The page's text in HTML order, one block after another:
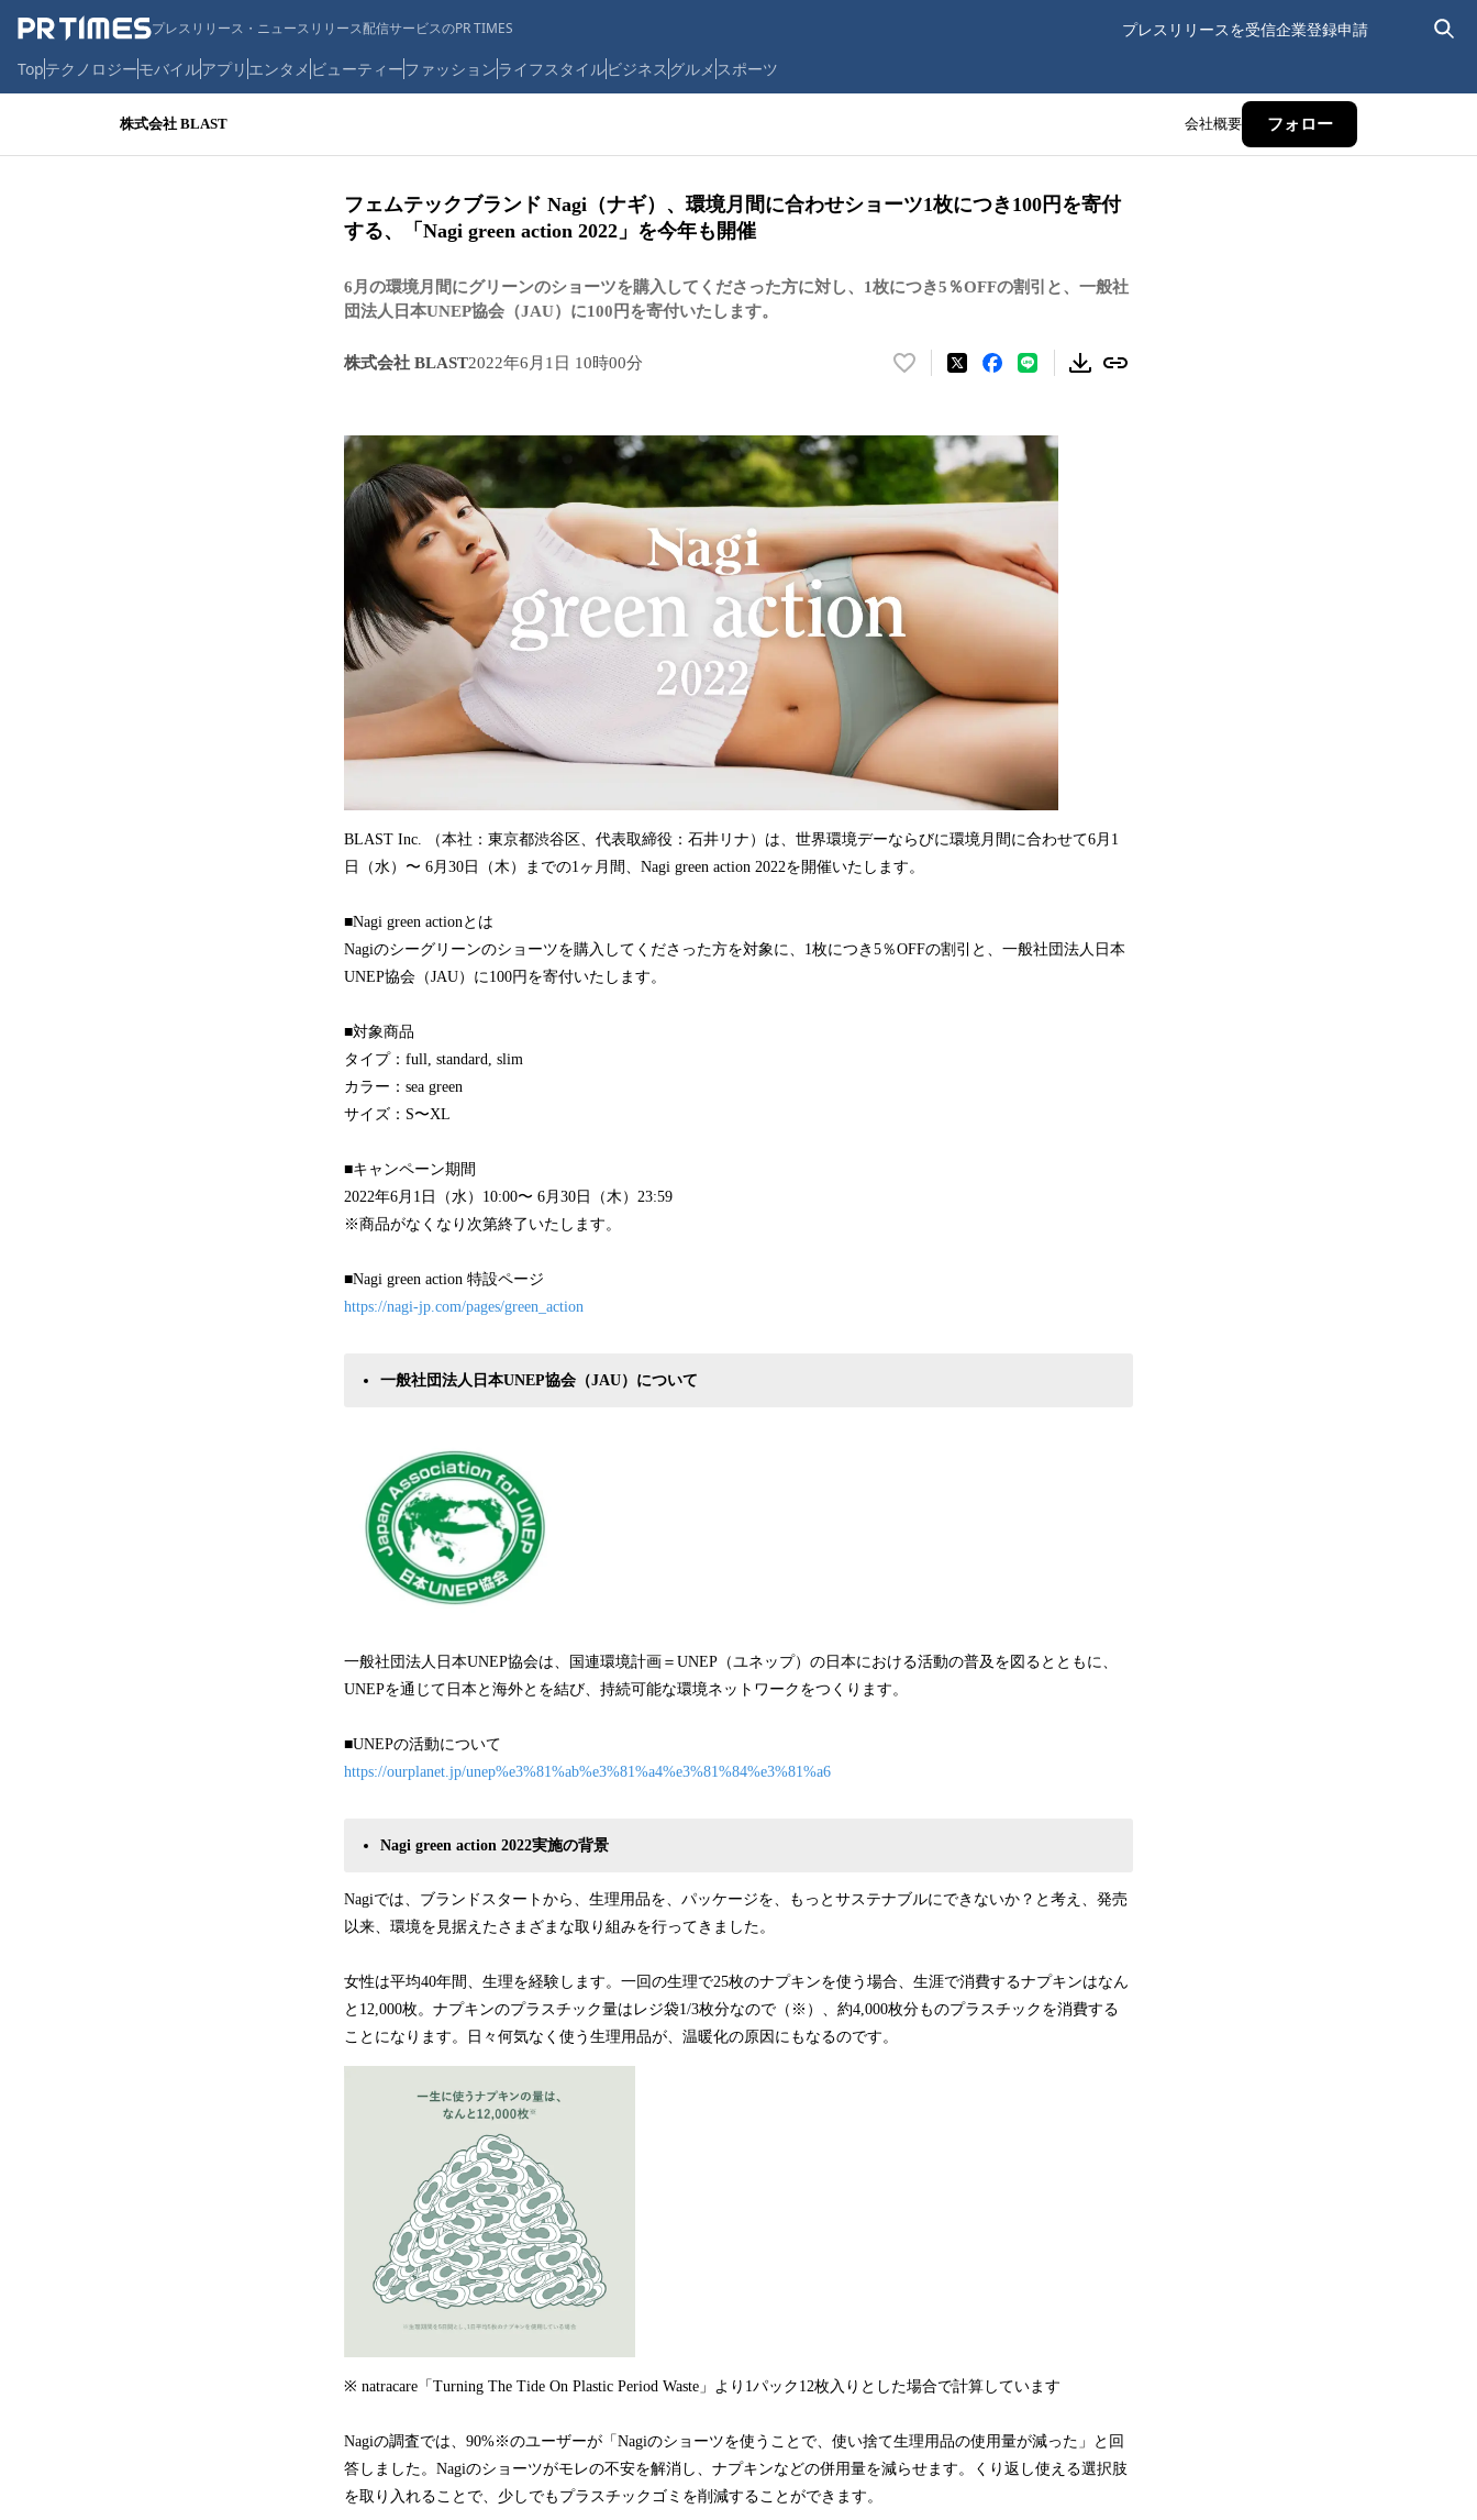
プレスリリース・ニュースリリース配信サービスのPR TIMES プレスリリースを受信企業登録申請
Topテクノロジーモバイルアプリ エンタメ ビューティーファッションライフスタイルビジネス グルメ スポーツ
株式会社 BLAST 会社概要 フォロー
フェムテックブランド Nagi（ナギ）、環境月間に合わせショーツ1枚につき100円を寄付
する、「Nagi green action 2022」を今年も開催
6月の環境月間にグリーンのショーツを購入してくださった方に対し、1枚につき5％OFFの割引と、一般社
団法人日本UNEP協会（JAU）に100円を寄付いたします。
株式会社 BLAST2022年6月1日 10時00分
い
！
数
を
み
込
中
で
す
BLAST Inc. （本社：東京都渋谷区、代表取締役：石井リナ）は、世界環境デーならびに環境月間に合わせて6月1
日（水）〜 6月30日（木）までの1ヶ月間、Nagi green action 2022を開催いたします。
■Nagi green actionとは
Nagiのシーグリーンのショーツを購入してくださった方を対象に、1枚につき5％OFFの割引と、一般社団法人日本
UNEP協会（JAU）に100円を寄付いたします。
■対象商品
タイプ：full, standard, slim
カラー：sea green
サイズ：S〜XL
■キャンペーン期間
2022年6月1日（水）10:00〜 6月30日（木）23:59
※商品がなくなり次第終了いたします。
■Nagi green action 特設ページ
https://nagi-jp.com/pages/green_action
一般社団法人日本UNEP協会（JAU）について
一般社団法人日本UNEP協会は、国連環境計画＝UNEP（ユネップ）の日本における活動の普及を図るとともに、
UNEPを通じて日本と海外とを結び、持続可能な環境ネットワークをつくります。
■UNEPの活動について
https://ourplanet.jp/unep%e3%81%ab%e3%81%a4%e3%81%84%e3%81%a6
Nagi green action 2022実施の背景
Nagiでは、ブランドスタートから、生理用品を、パッケージを、もっとサステナブルにできないか？と考え、発売
以来、環境を見据えたさまざまな取り組みを行ってきました。
女性は平均40年間、生理を経験します。一回の生理で25枚のナプキンを使う場合、生涯で消費するナプキンはなん
と12,000枚。ナプキンのプラスチック量はレジ袋1/3枚分なので（※）、約4,000枚分ものプラスチックを消費する
ことになります。日々何気なく使う生理用品が、温暖化の原因にもなるのです。
※ natracare「Turning The Tide On Plastic Period Waste」より1パック12枚入りとした場合で計算しています
Nagiの調査では、90%※のユーザーが「Nagiのショーツを使うことで、使い捨て生理用品の使用量が減った」と回
答しました。Nagiのショーツがモレの不安を解消し、ナプキンなどの併用量を減らせます。くり返し使える選択肢
を取り入れることで、少しでもプラスチックゴミを削減することができます。